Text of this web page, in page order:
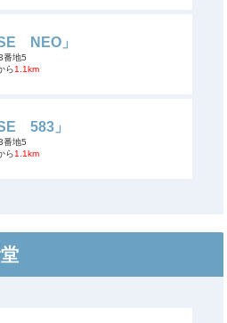
NEO」
番地5
ら1.1km
583」
番地5
ら1.1km